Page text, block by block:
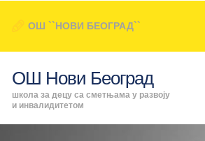
ОШ ``НОВИ БЕОГРАД``
ОШ Нови Београд
школа за децу са сметњама у развоју
и инвалидитетом